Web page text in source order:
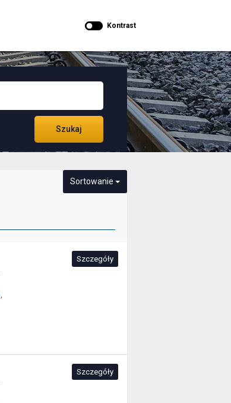
Kontrast
Szukaj
Sortowanie
,
Szczegóły
Szczegóły